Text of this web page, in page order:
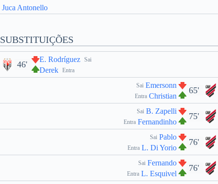
Juca Antonello
SUBSTITUIÇÕES
Sai
E. Rodríguez
Entra
Derek
46'
65'
Sai Emersonn
Entra Christian
75'
Sai B. Zapelli
Entra Fernandinho
76'
Sai Pablo
Entra L. Di Yorio
76'
Sai Fernando
Entra L. Esquivel